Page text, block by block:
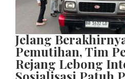
Jelang
Pemutihan, Tim
Rejang Lebong
Sosialisasi Patuh